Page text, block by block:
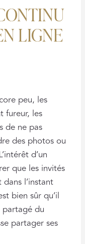
LIGNE
peu, les
fureur, les
de ne pas
des photos ou
d’un
que les invités
l’instant
bien sûr qu’il
du
partager ses